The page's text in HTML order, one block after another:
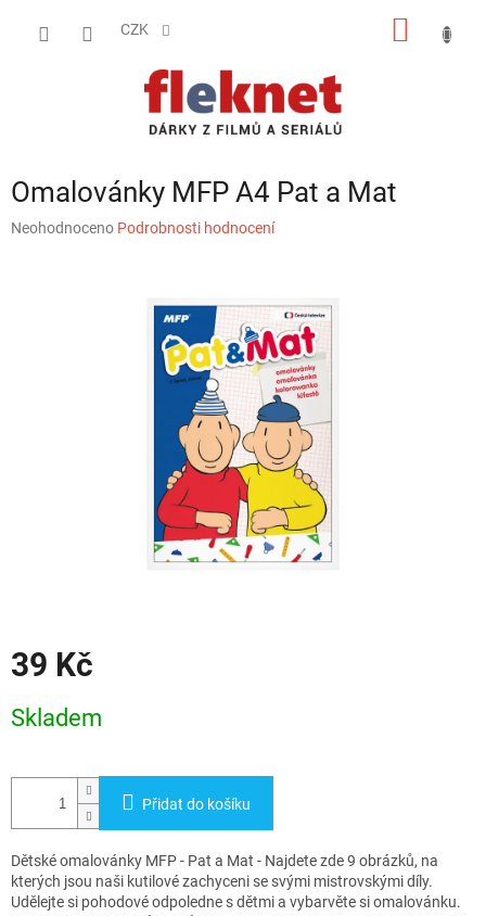
CZK
Omalovánky MFP A4 Pat a Mat
Průměrné
Neohodnoceno Podrobnosti hodnocení
39 Kč
cena:
Skladem
Přidat do košíku
Dětské omalovánky MFP - Pat a Mat - Najdete zde 9 obrázků, na
kterých jsou naši kutilové zachyceni se svými mistrovskými díly.
Udělejte si pohodové odpoledne s dětmi a vybarvěte si omalovánku.